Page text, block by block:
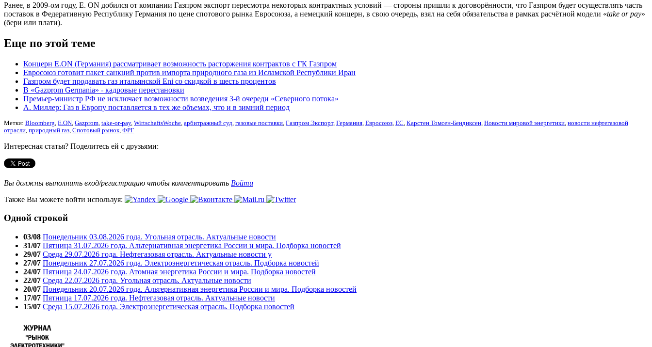
Ранее, в 2009-ом году, E. ON добился от компании Газпром экспорт пересмотра некоторых контрактных условий — стороны пришли к договорённости, что Газпром будет осуществлять часть
поставок в Федеративную Республику Германия по цене спотового рынка Евросоюза, а немецкий концерн, в свою очередь, взял на себя обязательства в рамках расчётной модели «take or pay»
(бери или плати).
Еще по этой теме
Концерн E.ON (Германия) рассматривает возможность расторжения контрактов с ГК Газпром
Евросоюз готовит пакет санкций против импорта природного газа из Исламской Республики Иран
Газпром будет продавать газ итальянской Eni со скидкой в шесть процентов
В «Gazprom Germania» - кадровые перестановки
Премьер-министр РФ не исключает возможности возведения 3-й очереди «Северного потока»
А. Миллер: Газ в Европу поставляется в тех же объемах, что и в зимний период
Метки: Bloomberg E.ON Gazprom take-or-pay, WirtschaftsWoche арбитражный суд газовые поставки Газпром Экспорт, Германия Евросоюз ЕС Карстен Томсен-Бендиксен Новости мировой энергетики новости нефтегазовой
отрасли природный газ Спотовый рынок ФРГ
Интересная статья? Поделитесь ей с друзьями:
Вы должны выполнить вход/регистрацию чтобы комментировать Войти
Также Вы можете войти используя:
Одной строкой
03/08 Понедельник 03.08.2026 года. Угольная отрасль. Актуальные новости
31/07 Пятница 31.07.2026 года. Альтернативная энергетика России и мира. Подборка новостей
29/07 Среда 29.07.2026 года. Нефтегазовая отрасль. Актуальные новости у
27/07 Понедельник 27.07.2026 года. Электроэнергетическая отрасль. Подборка новостей
24/07 Пятница 24.07.2026 года. Атомная энергетика России и мира. Подборка новостей
22/07 Среда 22.07.2026 года. Угольная отрасль. Актуальные новости
20/07 Понедельник 20.07.2026 года. Альтернативная энергетика России и мира. Подборка новостей
17/07 Пятница 17.07.2026 года. Нефтегазовая отрасль. Актуальные новости
15/07 Среда 15.07.2026 года. Электроэнергетическая отрасль. Подборка новостей